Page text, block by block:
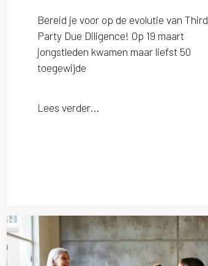
Bereid je voor op de evolutie van Third
Party Due Diligence! Op 19 maart
jongstleden kwamen maar liefst 50
toegewijde
Lees verder...